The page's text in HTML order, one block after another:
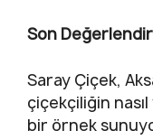
Son
Saray Çiçek,
çiçekçiliğin
bir örnek